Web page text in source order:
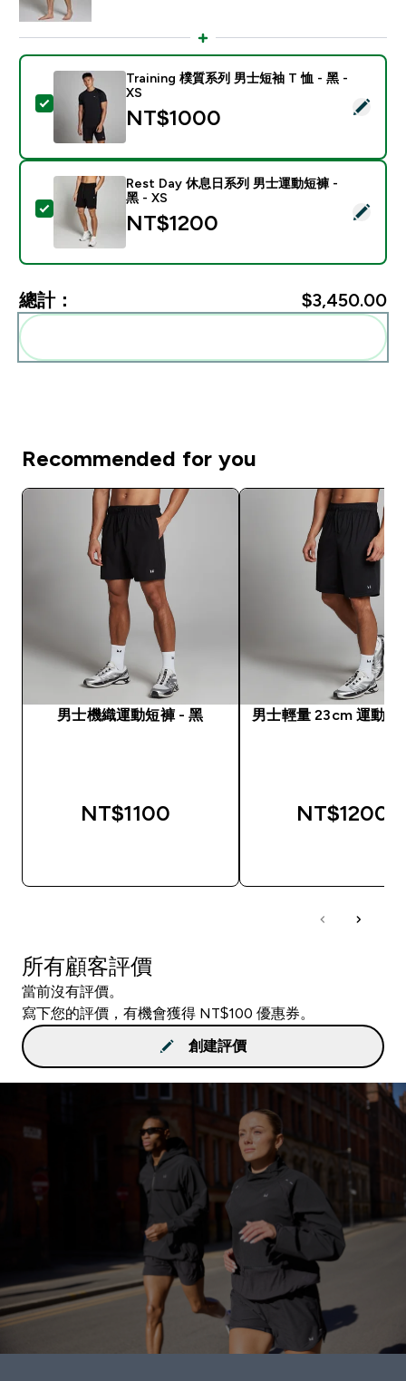
選取此商品 - Training 樸質系列 男士短袖 T 恤 - 黑 - XS
Training 樸質系列 男士短袖 T 恤 - 黑 -
XS
NT$1000‎
選取此商品 - Rest Day 休息日系列 男士運動短褲 - 黑 -
Rest Day 休息日系列 男士運動短褲 -
黑 - XS
NT$1200‎
總計： $3,450.00‎
Recommended for you
男士機織運動短褲 - 黑
NT$1100‎
男士輕量 23cm 運動短
NT$1200‎
所有顧客評價
當前沒有評價。
寫下您的評價，有機會獲得 NT$100 優惠券。
創建評價